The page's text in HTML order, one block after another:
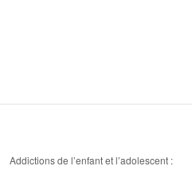
Addictions de l’enfant et l’adolescent :